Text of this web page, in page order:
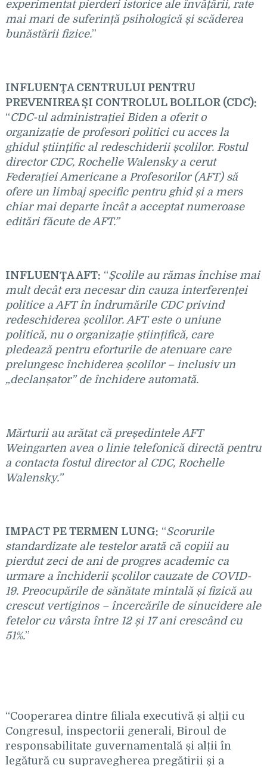
experimentat pierderi istorice ale învățării, rate
mai mari de suferință psihologică și scăderea
bunăstării fizice.”
INFLUENȚA CENTRULUI PENTRU
PREVENIREA ȘI CONTROLUL BOLILOR (CDC):
“CDC-ul administrației Biden a oferit o
organizație de profesori politici cu acces la
ghidul științific al redeschiderii școlilor. Fostul
director CDC, Rochelle Walensky a cerut
Federației Americane a Profesorilor (AFT) să
ofere un limbaj specific pentru ghid și a mers
chiar mai departe încât a acceptat numeroase
editări făcute de AFT.”
INFLUENȚA AFT: “Școlile au rămas închise mai
mult decât era necesar din cauza interferenței
politice a AFT în îndrumările CDC privind
redeschiderea școlilor. AFT este o uniune
politică, nu o organizație științifică, care
pledează pentru eforturile de atenuare care
prelungesc închiderea școlilor – inclusiv un
„declanșator” de închidere automată.
Mărturii au arătat că președintele AFT
Weingarten avea o linie telefonică directă pentru
a contacta fostul director al CDC, Rochelle
Walensky.”
IMPACT PE TERMEN LUNG: “Scorurile
standardizate ale testelor arată că copiii au
pierdut zeci de ani de progres academic ca
urmare a închiderii școlilor cauzate de COVID-
19. Preocupările de sănătate mintală și fizică au
crescut vertiginos – încercările de sinucidere ale
fetelor cu vârsta între 12 și 17 ani crescând cu
51%.”
“Cooperarea dintre filiala executivă și alții cu
Congresul, inspectorii generali, Biroul de
responsabilitate guvernamentală și alții în
legătură cu supravegherea pregătirii și a